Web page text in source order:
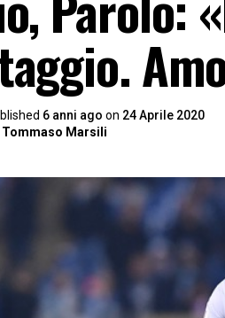
6 anni ago on 24 Aprile 2020
Tommaso Marsili